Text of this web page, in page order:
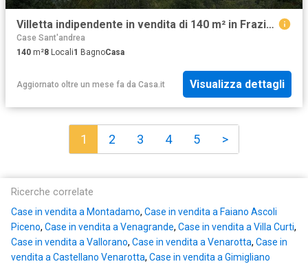
Villetta indipendente in vendita di 140 m² in Frazione Gimigliano, 34
Case Sant'andrea
140 m²8 Locali1 BagnoCasa
Aggiornato oltre un mese fa da Casa.it Visualizza dettagli
1 2 3 4 5 >
Ricerche correlate
Case in vendita a Montadamo, Case in vendita a Faiano Ascoli
Piceno, Case in vendita a Venagrande, Case in vendita a Villa Curti,
Case in vendita a Vallorano, Case in vendita a Venarotta, Case in
vendita a Castellano Venarotta, Case in vendita a Gimigliano